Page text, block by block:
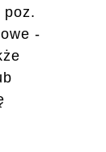
poz.
-